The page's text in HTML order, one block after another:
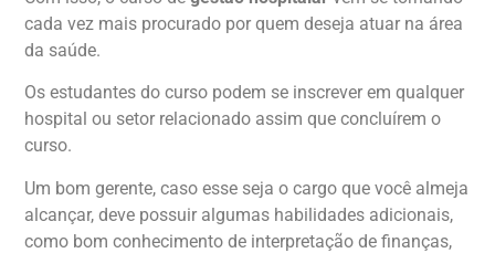
cada vez mais procurado por quem deseja atuar na área
da saúde.
Os estudantes do curso podem se inscrever em qualquer
hospital ou setor relacionado assim que concluírem o
curso.
Um bom gerente, caso esse seja o cargo que você almeja
alcançar, deve possuir algumas habilidades adicionais,
como bom conhecimento de interpretação de finanças,